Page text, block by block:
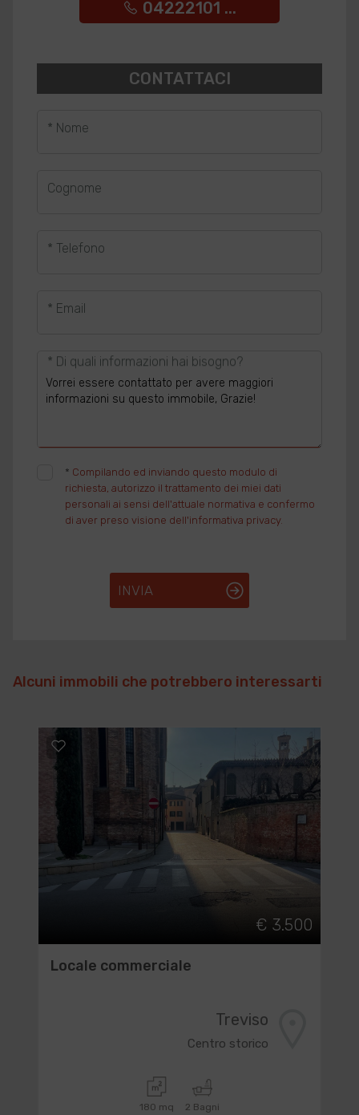
04222101 ...
CONTATTACI
* Nome
Cognome
* Telefono
* Email
* Di quali informazioni hai bisogno?
* Compilando ed inviando questo modulo di
richiesta, autorizzo il trattamento dei miei dati
personali ai sensi dell'attuale normativa e confermo
di aver preso visione dell'informativa privacy.
INVIA
Alcuni immobili che potrebbero interessarti
€ 3.500
Locale commerciale
Treviso
Centro storico
180 mq 2 Bagni